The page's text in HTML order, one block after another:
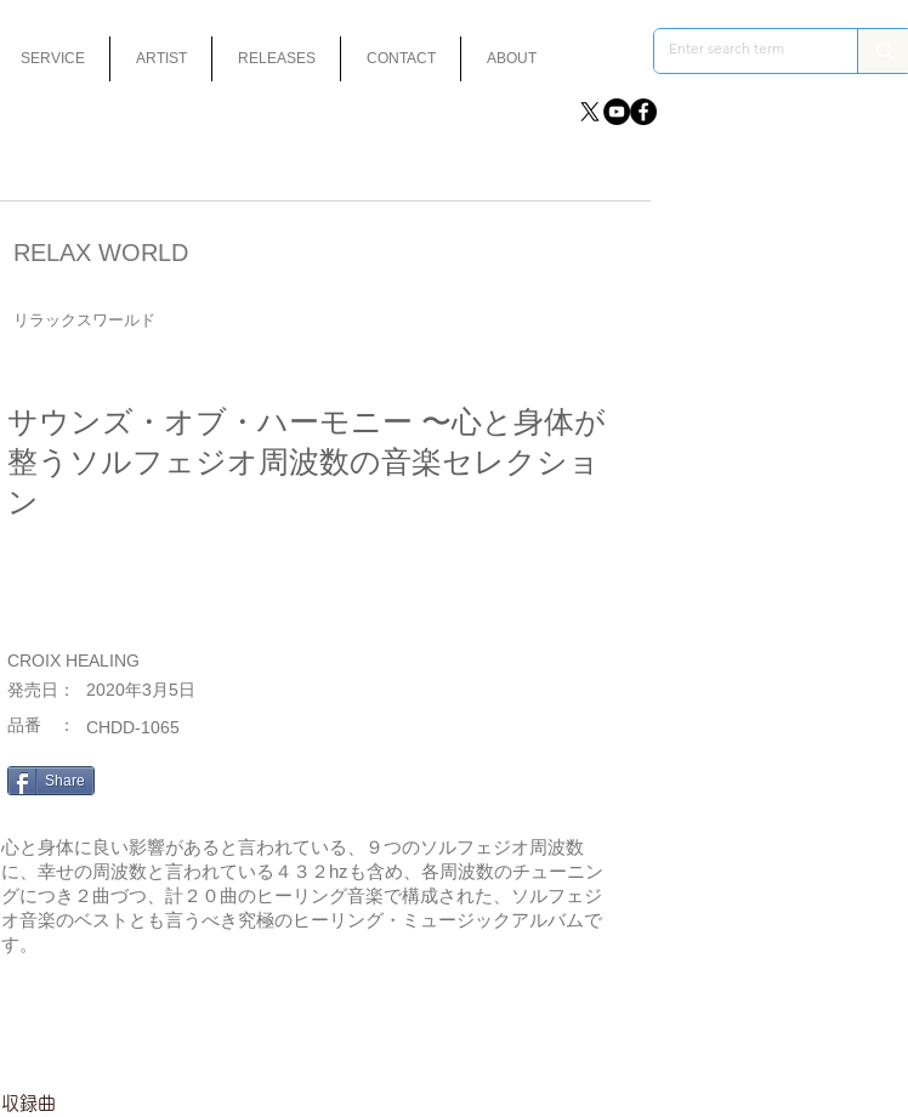
SERVICE ARTIST RELEASES CONTACT ABOUT
RELAX WORLD
リラックスワールド
サウンズ・オブ・ハーモニー 〜心と身体が
整うソルフェジオ周波数の音楽セレクショ
ン
CROIX HEALING
2020年3月5日
​発売日：
​品番 ：
CHDD-1065
Share
心と身体に良い影響があると言われている、９つのソルフェジオ周波数
に、幸せの周波数と言われている４３２hzも含め、各周波数のチューニン
グにつき２曲づつ、計２０曲のヒーリング音楽で構成された、ソルフェジ
オ音楽のベストとも言うべき究極のヒーリング・ミュージックアルバムで
す。
​収録曲